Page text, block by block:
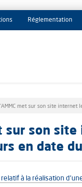
Réglementation
met sur son site
sur son
en date
relatif à la réalisation